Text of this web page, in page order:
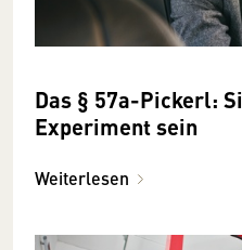
Das § 57a-Pickerl:
Experiment sein
Weiterlesen